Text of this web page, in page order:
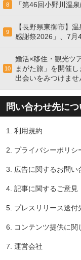
8 「第46回小野川温
9
【長野県東御市】
感謝祭2026」、7月
10
婚活×移住・観光ツ
まがた旅」を開催
出会いをみつけませ
問い合わせ先につ
1. 利用規約
2. プライバシーポリシ
3. 広告に関するお問い
4. 記事に関するご意見
5. プレスリリース送付
6. コンテンツ提供に関
7. 運営会社